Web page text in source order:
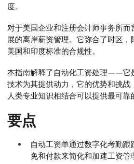
度。
对于美国企业和注册会计师事务所而
展的离岸薪资管理。它弥合了时区，
美国和印度标准的合规性。
本指南解释了自动化工资处理——它
技术为其提供动力，它的优势和挑战
人类专业知识相结合可以提供最可靠
要点
自动工资单通过数字化考勤
免和付款来简化和加速工资管